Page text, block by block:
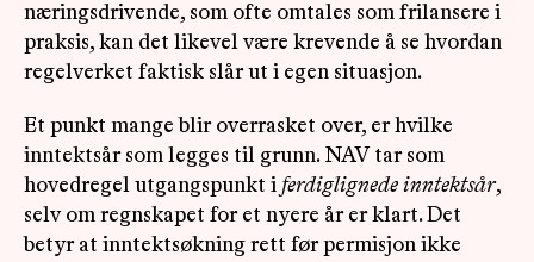
næringsdrivende, som ofte omtales som frilansere i
praksis, kan det likevel være krevende å se hvordan
regelverket faktisk slår ut i egen situasjon.
Et punkt mange blir overrasket over, er hvilke
inntektsår som legges til grunn. NAV tar som
hovedregel utgangspunkt i ferdiglignede inntektsår,
selv om regnskapet for et nyere år er klart. Det
betyr at inntektsøkning rett før permisjon ikke